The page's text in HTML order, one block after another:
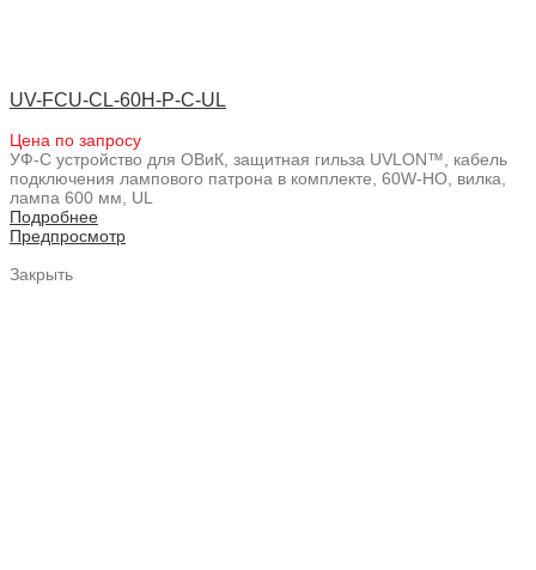
UV-FCU-CL-60H-P-C-UL
Цена по запросу
УФ-С устройство для ОВиК, защитная гильза UVLON™, кабель
подключения лампового патрона в комплекте, 60W-HO, вилка,
лампа 600 мм, UL
Подробнее
Предпросмотр
Закрыть